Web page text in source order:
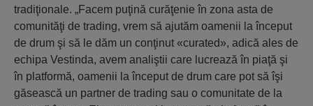
tradiţionale. „Facem puţină curăţenie în zona asta de
comunităţi de trading, vrem să ajutăm oamenii la început
de drum şi să le dăm un conţinut «curated», adică ales de
echipa Vestinda, avem analiştii care lucrează în piaţă şi
în platformă, oamenii la început de drum care pot să îşi
găsească un partner de trading sau o comunitate de la